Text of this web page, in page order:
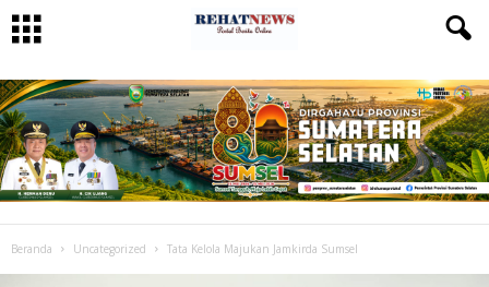
Beranda Uncategorized Tata Kelola Majukan Jamkirda Sumsel